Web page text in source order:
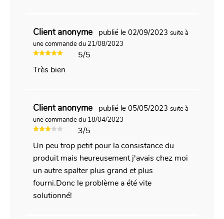
Client anonyme publié le 02/09/2023 suite à
une commande du 21/08/2023
5/5
Très bien
Client anonyme publié le 05/05/2023 suite à
une commande du 18/04/2023
3/5
Un peu trop petit pour la consistance du
produit mais heureusement j'avais chez moi
un autre spalter plus grand et plus
fourni.Donc le problème a été vite
solutionné!